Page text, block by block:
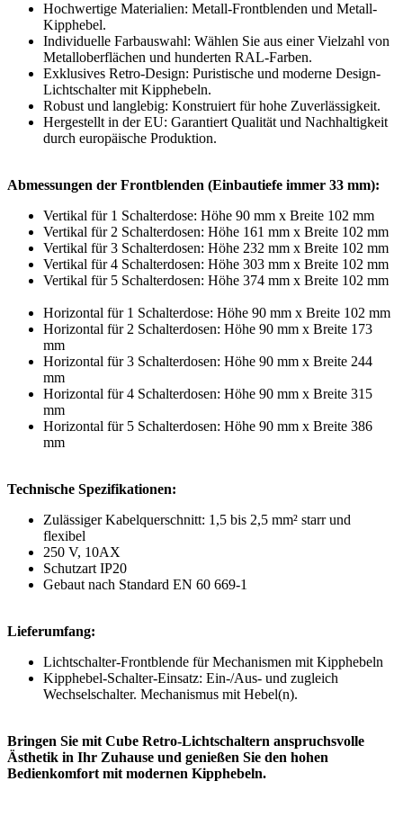
Hochwertige Materialien: Metall-Frontblenden und Metall-
Kipphebel.
Individuelle Farbauswahl: Wählen Sie aus einer Vielzahl von
Metalloberflächen und hunderten RAL-Farben.
Exklusives Retro-Design: Puristische und moderne Design-
Lichtschalter mit Kipphebeln.
Robust und langlebig: Konstruiert für hohe Zuverlässigkeit.
Hergestellt in der EU: Garantiert Qualität und Nachhaltigkeit
durch europäische Produktion.
Abmessungen der Frontblenden (Einbautiefe immer 33 mm):
Vertikal für 1 Schalterdose: Höhe 90 mm x Breite 102 mm
Vertikal für 2 Schalterdosen: Höhe 161 mm x Breite 102 mm
Vertikal für 3 Schalterdosen: Höhe 232 mm x Breite 102 mm
Vertikal für 4 Schalterdosen: Höhe 303 mm x Breite 102 mm
Vertikal für 5 Schalterdosen: Höhe 374 mm x Breite 102 mm
Horizontal für 1 Schalterdose: Höhe 90 mm x Breite 102 mm
Horizontal für 2 Schalterdosen: Höhe 90 mm x Breite 173
mm
Horizontal für 3 Schalterdosen: Höhe 90 mm x Breite 244
mm
Horizontal für 4 Schalterdosen: Höhe 90 mm x Breite 315
mm
Horizontal für 5 Schalterdosen: Höhe 90 mm x Breite 386
mm
Technische Spezifikationen:
Zulässiger Kabelquerschnitt: 1,5 bis 2,5 mm² starr und
flexibel
250 V, 10AX
Schutzart IP20
Gebaut nach Standard EN 60 669-1
Lieferumfang:
Lichtschalter-Frontblende für Mechanismen mit Kipphebeln
Kipphebel-Schalter-Einsatz: Ein-/Aus- und zugleich
Wechselschalter. Mechanismus mit Hebel(n).
Bringen Sie mit Cube Retro-Lichtschaltern anspruchsvolle
Ästhetik in Ihr Zuhause und genießen Sie den hohen
Bedienkomfort mit modernen Kipphebeln.